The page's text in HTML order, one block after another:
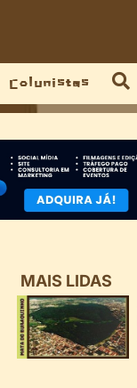
Colunistas
MAIS LIDAS